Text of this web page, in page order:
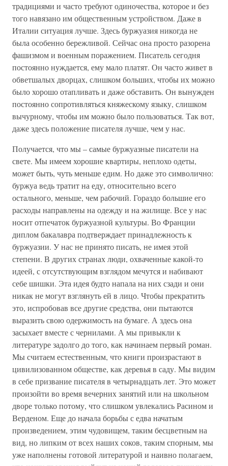
традициями и часто требуют одиночества, которое и без
того навязано им общественным устройством. Даже в
Италии ситуация лучше. Здесь буржуазия никогда не
была особенно бережливой. Сейчас она просто разорена
фашизмом и военным поражением. Писатель сегодня
постоянно нуждается, ему мало платят. Он часто живет в
обветшалых дворцах, слишком больших, чтобы их можно
было хорошо отапливать и даже обставить. Он вынужден
постоянно сопротивляться княжескому языку, слишком
вычурному, чтобы им можно было пользоваться. Так вот,
даже здесь положение писателя лучше, чем у нас.
Получается, что мы – самые буржуазные писатели на
свете. Мы имеем хорошие квартиры, неплохо одеты,
может быть, чуть меньше едим. Но даже это символично:
буржуа ведь тратит на еду, относительно всего
остального, меньше, чем рабочий. Гораздо большие его
расходы направлены на одежду и на жилище. Все у нас
носит отпечаток буржуазной культуры. Во Франции
диплом бакалавра подтверждает принадлежность к
буржуазии. У нас не принято писать, не имея этой
степени. В других странах люди, охваченные какой-то
идеей, с отсутствующим взглядом мечутся и набивают
себе шишки. Эта идея будто напала на них сзади и они
никак не могут взглянуть ей в лицо. Чтобы прекратить
это, испробовав все другие средства, они пытаются
выразить свою одержимость на бумаге. А здесь она
засыхает вместе с чернилами. А мы привыкли к
литературе задолго до того, как начинаем первый роман.
Мы считаем естественным, что книги произрастают в
цивилизованном обществе, как деревья в саду. Мы видим
в себе призвание писателя в четырнадцать лет. Это может
произойти во время вечерних занятий или на школьном
дворе только потому, что слишком увлекались Расином и
Верденом. Еще до начала борьбы с едва начатым
произведением, этим чудовищем, таким бесцветным на
вид, но липким от всех наших соков, таким спорным, мы
уже наполнены готовой литературой и наивно полагаем,